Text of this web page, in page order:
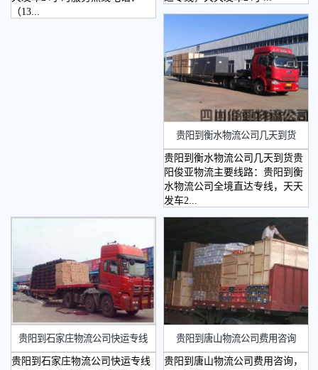
（13...
贵阳到衡水物流公司几天到货
贵阳到衡水物流公司几天到货贵
阳俊亚物流主要线路：贵阳到衡
水物流公司全境直达专线，天天
发车2...
​贵阳到石家庄物流公司快运专线
贵阳到石家庄物流公司快运专线
贵阳到唐山物流公司费用咨询
贵阳到唐山物流公司费用咨询，